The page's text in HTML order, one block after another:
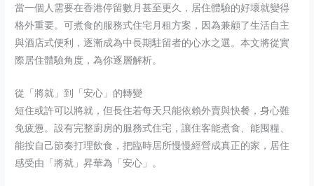
當一個人需要在香港停留數月甚至更久，居住體驗的好壞就變得
格外重要。可煮食的服務式住宅月租方案，因為兼顧了生活自主
與酒店式便利，逐漸成為中長期駐留者的心水之選。本文將從實
際居住體驗角度，為你逐層解析。
從「將就」到「安心」的轉變
短住或許可以將就，但長住若每天只能依賴外賣與快餐，身心難
免疲憊。設有完整廚房的服務式住宅，讓住客能煮食、能囤糧、
能按自己節奏打理飲食，把臨時居所慢慢經營成真正的家，居住
感受由「將就」昇華為「安心」。